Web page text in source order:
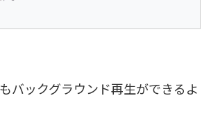
バックグラウンド再生ができるよ